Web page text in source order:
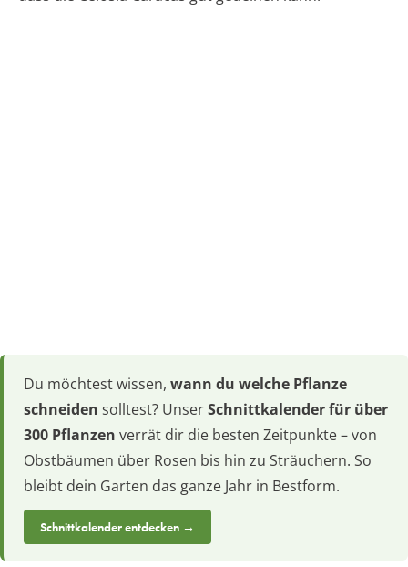
Du möchtest wissen, wann du welche Pflanze
schneiden solltest? UnserSchnittkalender für über
300 Pflanzen verrät dir die besten Zeitpunkte – von
Obstbäumen über Rosen bis hin zu Sträuchern. So
bleibt dein Garten das ganze Jahr in Bestform.
Schnittkalender entdecken →